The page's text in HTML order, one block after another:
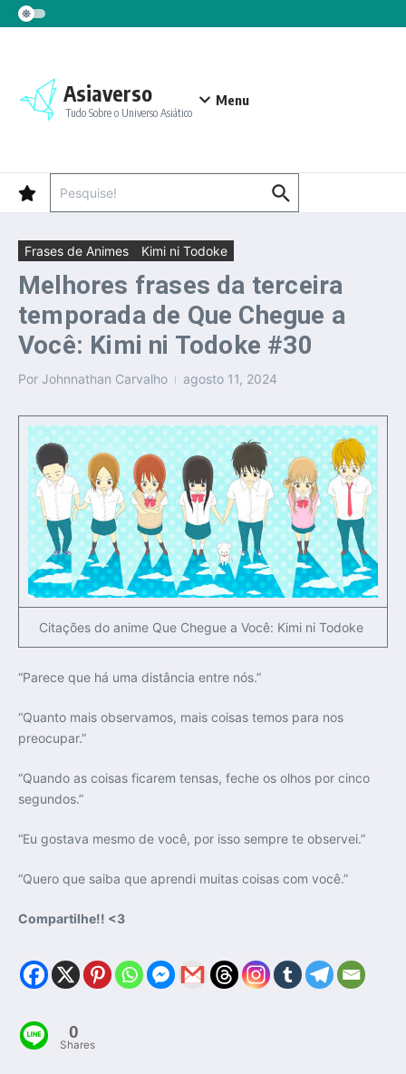
Ir para o conteúdo
Asiaverso
Tudo Sobre o Universo Asiático
Menu
Frases de Animes Kimi ni Todoke
Melhores frases da terceira
temporada de Que Chegue a
Você: Kimi ni Todoke #30
Por Johnnathan Carvalho agosto 11, 2024
Citações do anime Que Chegue a Você: Kimi ni Todoke
“Parece que há uma distância entre nós.”
“Quanto mais observamos, mais coisas temos para nos
preocupar.”
“Quando as coisas ficarem tensas, feche os olhos por cinco
segundos.”
“Eu gostava mesmo de você, por isso sempre te observei.”
“Quero que saiba que aprendi muitas coisas com você.”
Compartilhe!! <3
0
Shares